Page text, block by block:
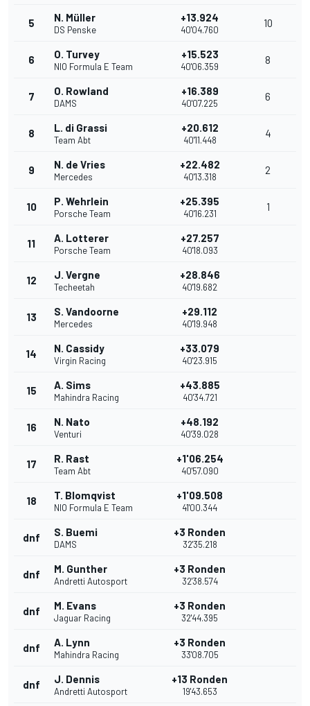
5 N. Müller
DS Penske
+13.924
40'04.760
10
6 O. Turvey
NIO Formula E Team
+15.523
40'06.359
8
7 O. Rowland
DAMS
+16.389
40'07.225
6
8 L. di Grassi
Team Abt
+20.612
40'11.448
4
9 N. de Vries
Mercedes
+22.482
40'13.318
2
10 P. Wehrlein
Porsche Team
+25.395
40'16.231
1
11 A. Lotterer
Porsche Team
+27.257
40'18.093
12 J. Vergne
Techeetah
+28.846
40'19.682
13 S. Vandoorne
Mercedes
+29.112
40'19.948
14 N. Cassidy
Virgin Racing
+33.079
40'23.915
15 A. Sims
Mahindra Racing
+43.885
40'34.721
16 N. Nato
Venturi
+48.192
40'39.028
17 R. Rast
Team Abt
+1'06.254
40'57.090
18 T. Blomqvist
NIO Formula E Team
+1'09.508
41'00.344
dnf S. Buemi
DAMS
+3 Ronden
32'35.218
dnf M. Gunther
Andretti Autosport
+3 Ronden
32'38.574
dnf M. Evans
Jaguar Racing
+3 Ronden
32'44.395
dnf A. Lynn
Mahindra Racing
+3 Ronden
33'08.705
dnf J. Dennis
Andretti Autosport
+13 Ronden
19'43.653